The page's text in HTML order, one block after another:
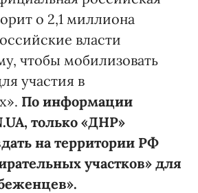
о 2,1 миллиона
власти
чтобы мобилизовать
участия в
По информации
только «ДНР»
на территории РФ
участков» для